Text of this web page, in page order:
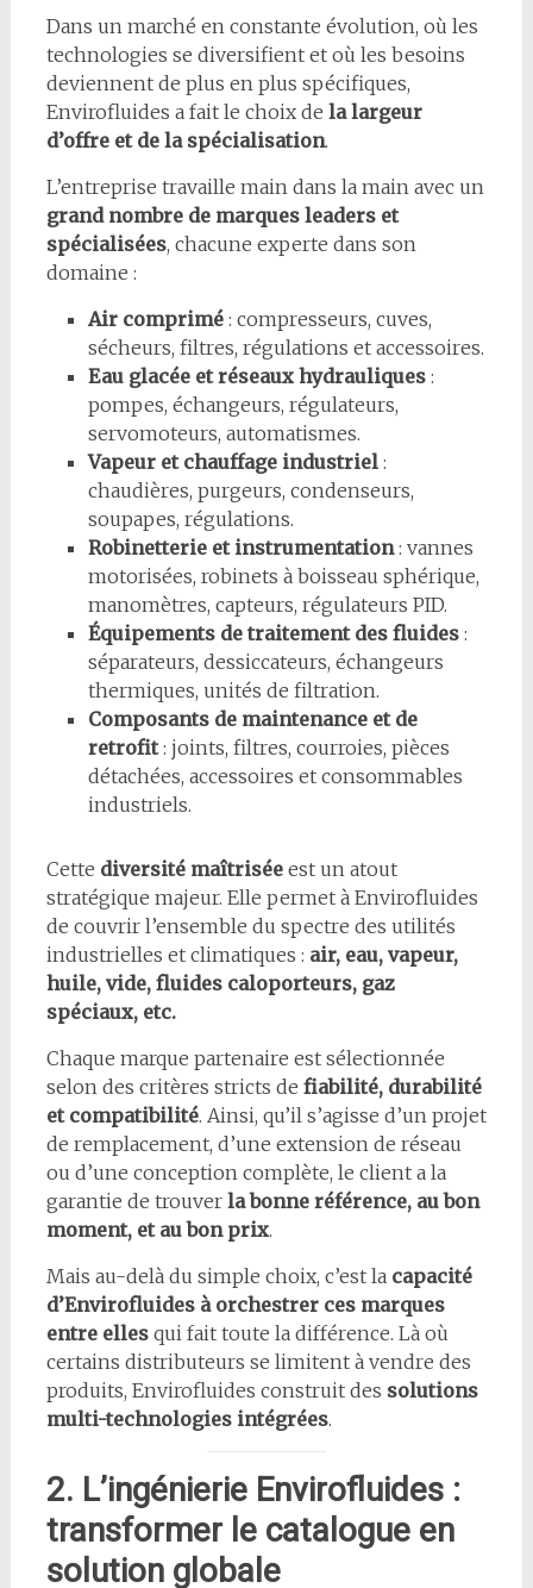
Dans un marché en constante évolution, où les
technologies se diversifient et où les besoins
deviennent de plus en plus spécifiques,
Envirofluides a fait le choix de la largeur
d’offre et de la spécialisation.
L’entreprise travaille main dans la main avec un
grand nombre de marques leaders et
spécialisées, chacune experte dans son
domaine :
Air comprimé: compresseurs, cuves,
sécheurs, filtres, régulations et accessoires.
Eau glacée et réseaux hydrauliques:
pompes, échangeurs, régulateurs,
servomoteurs, automatismes.
Vapeur et chauffage industriel:
chaudières, purgeurs, condenseurs,
soupapes, régulations.
Robinetterie et instrumentation: vannes
motorisées, robinets à boisseau sphérique,
manomètres, capteurs, régulateurs PID.
Équipements de traitement des fluides:
séparateurs, dessiccateurs, échangeurs
thermiques, unités de filtration.
Composants de maintenance et de
retrofit: joints, filtres, courroies, pièces
détachées, accessoires et consommables
industriels.
Cette diversité maîtriséeest un atout
stratégique majeur. Elle permet à Envirofluides
de couvrir l’ensemble du spectre des utilités
industrielles et climatiques : air, eau, vapeur,
huile, vide, fluides caloporteurs, gaz
spéciaux, etc.
Chaque marque partenaire est sélectionnée
selon des critères stricts de fiabilité, durabilité
et compatibilité. Ainsi, qu’il s’agisse d’un projet
de remplacement, d’une extension de réseau
ou d’une conception complète, le client a la
garantie de trouver la bonne référence, au bon
moment, et au bon prix.
Mais au-delà du simple choix, c’est la capacité
d’Envirofluides à orchestrer ces marques
entre ellesqui fait toute la différence. Là où
certains distributeurs se limitent à vendre des
produits, Envirofluides construit des solutions
multi-technologies intégrées.
2. L’ingénierie Envirofluides :
transformer le catalogue en
solution globale